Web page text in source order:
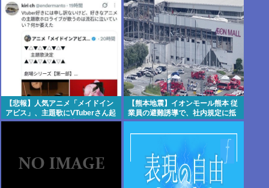
【悲報】人気アニメ「メイドイン
アビス」、主題歌にVTuberさん起
用でまたまたまた炎上www
【熊本地震】イオンモール熊本 従
業員の避難誘導で、社内規定に抵
触か